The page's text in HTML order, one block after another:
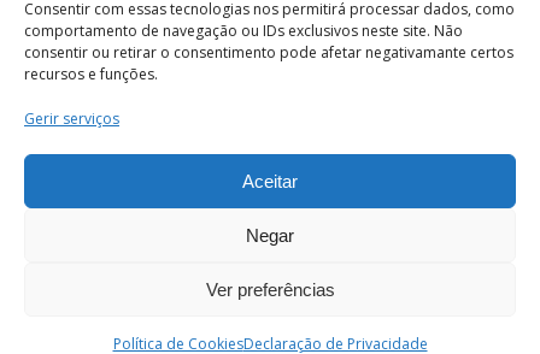
Consentir com essas tecnologias nos permitirá processar dados, como
comportamento de navegação ou IDs exclusivos neste site. Não
consentir ou retirar o consentimento pode afetar negativamante certos
recursos e funções.
Gerir serviços
Aceitar
Negar
Ver preferências
Política de CookiesDeclaração de Privacidade
Termos e Condições
os direitos reservados.